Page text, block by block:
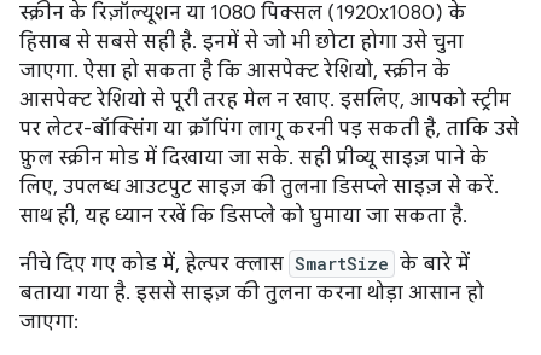
स्क्रीन के रिज़ॉल्यूशन या 1080 पिक्सल (1920x1080) के
हिसाब से सबसे सही है. इनमें से जो भी छोटा होगा उसे चुना
जाएगा. ऐसा हो सकता है कि आसपेक्ट रेशियो, स्क्रीन के
आसपेक्ट रेशियो से पूरी तरह मेल न खाए. इसलिए, आपको स्ट्रीम
पर लेटर-बॉक्सिंग या क्रॉपिंग लागू करनी पड़ सकती है, ताकि उसे
फ़ुल स्क्रीन मोड में दिखाया जा सके. सही प्रीव्यू साइज़ पाने के
लिए, उपलब्ध आउटपुट साइज़ की तुलना डिसप्ले साइज़ से करें.
साथ ही, यह ध्यान रखें कि डिसप्ले को घुमाया जा सकता है.
नीचे दिए गए कोड में, हेल्पर क्लास SmartSize के बारे में
बताया गया है. इससे साइज़ की तुलना करना थोड़ा आसान हो
जाएगा: